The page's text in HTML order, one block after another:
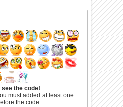
the code!
must added at least one
the code.